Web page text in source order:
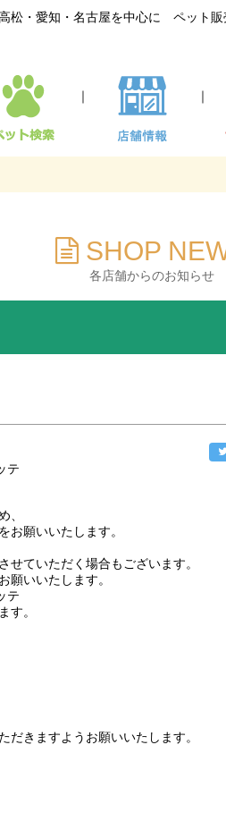
松・愛知・名古屋を中心に ペット販
｜ ｜
SHOP
各店舗からのお知らせ
、
お願いいたします。
せていただく場合もございます。
願いいたします。
す。
きますようお願いいたします。